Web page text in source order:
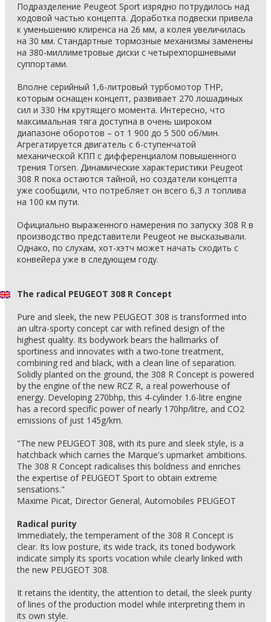
Подразделение Peugeot Sport изрядно потрудилось над
ходовой частью концепта. Доработка подвески привела
к уменьшению клиренса на 26 мм, а колея увеличилась
на 30 мм. Стандартные тормозные механизмы заменены
на 380-миллиметровые диски с четырехпоршневыми
суппортами.
Вполне серийный 1,6-литровый турбомотор THP,
которым оснащен концепт, развивает 270 лошадиных
сил и 330 Нм крутящего момента. Интересно, что
максимальная тяга доступна в очень широком
диапазоне оборотов – от 1 900 до 5 500 об/мин.
Агрегатируется двигатель с 6-ступенчатой
механической КПП с дифференциалом повышенного
трения Torsen. Динамические характеристики Peugeot
308 R пока остаются тайной, но создатели концепта
уже сообщили, что потребляет он всего 6,3 л топлива
на 100 км пути.
Официально выраженного намерения по запуску 308 R в
производство представители Peugeot не высказывали.
Однако, по слухам, хот-хэтч может начать сходить с
конвейера уже в следующем году.
The radical PEUGEOT 308 R Concept
Pure and sleek, the new PEUGEOT 308 is transformed into
an ultra-sporty concept car with refined design of the
highest quality. Its bodywork bears the hallmarks of
sportiness and innovates with a two-tone treatment,
combining red and black, with a clean line of separation.
Solidly planted on the ground, the 308 R Concept is powered
by the engine of the new RCZ R, a real powerhouse of
energy. Developing 270bhp, this 4-cylinder 1.6-litre engine
has a record specific power of nearly 170hp/litre, and CO2
emissions of just 145g/km.
"The new PEUGEOT 308, with its pure and sleek style, is a
hatchback which carries the Marque's upmarket ambitions.
The 308 R Concept radicalises this boldness and enriches
the expertise of PEUGEOT Sport to obtain extreme
sensations."
Maxime Picat, Director General, Automobiles PEUGEOT
Radical purity
Immediately, the temperament of the 308 R Concept is
clear. Its low posture, its wide track, its toned bodywork
indicate simply its sports vocation while clearly linked with
the new PEUGEOT 308.
It retains the identity, the attention to detail, the sleek purity
of lines of the production model while interpreting them in
its own style.